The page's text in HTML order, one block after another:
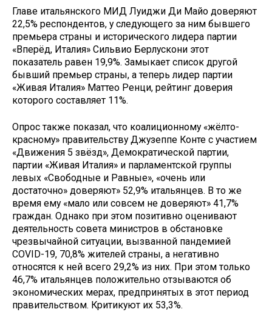
Главе итальянского МИД Луиджи Ди Майо доверяют
22,5% респондентов, у следующего за ним бывшего
премьера страны и исторического лидера партии
«Вперёд, Италия» Сильвио Берлускони этот
показатель равен 19,9%. Замыкает список другой
бывший премьер страны, а теперь лидер партии
«Живая Италия» Маттео Ренци, рейтинг доверия
которого составляет 11%.
Опрос также показал, что коалиционному «жёлто-
красному» правительству Джузеппе Конте с участием
«Движения 5 звёзд», Демократической партии,
партии «Живая Италия» и парламентской группы
левых «Свободные и Равные», «очень или
достаточно» доверяют» 52,9% итальянцев. В то же
время ему «мало или совсем не доверяют» 41,7%
граждан. Однако при этом позитивно оценивают
деятельность совета министров в обстановке
чрезвычайной ситуации, вызванной пандемией
COVID-19, 70,8% жителей страны, а негативно
относятся к ней всего 29,2% из них. При этом только
46,7% итальянцев положительно отзываются об
экономических мерах, предпринятых в этот период
правительством. Критикуют их 53,3%.